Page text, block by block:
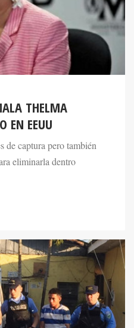
THELMA
EN EEUU
de captura pero también
eliminarla dentro